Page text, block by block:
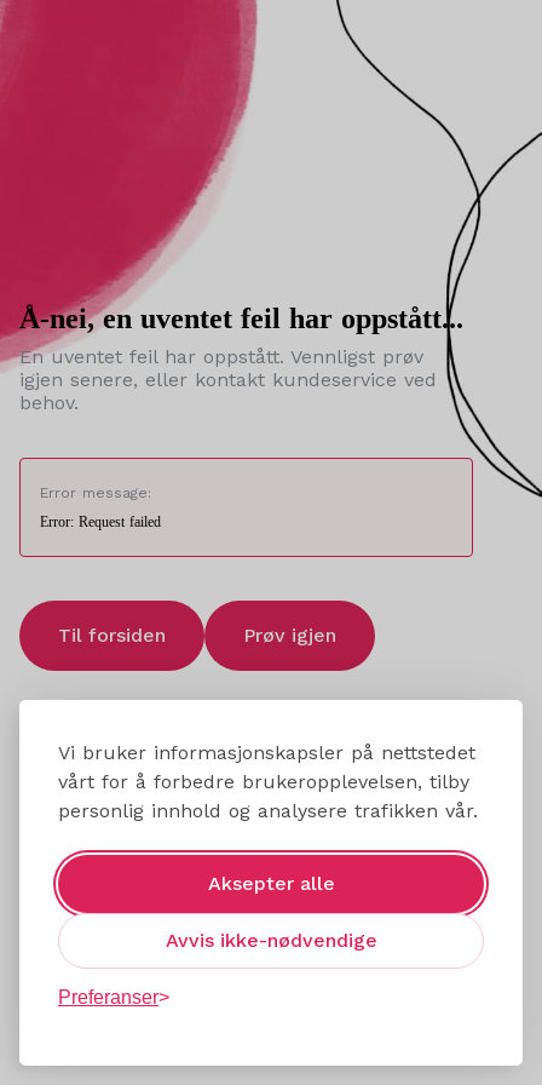
Vi bruker informasjonskapsler på nettstedet
vårt for å forbedre brukeropplevelsen, tilby
personlig innhold og analysere trafikken vår.
Aksepter alle
Avvis ikke-nødvendige
Preferanser
Å-nei, en uventet feil har oppstått...
En uventet feil har oppstått. Vennligst prøv
igjen senere, eller kontakt kundeservice ved
behov.
Error message:
Error: Request failed
Til forsiden Prøv igjen